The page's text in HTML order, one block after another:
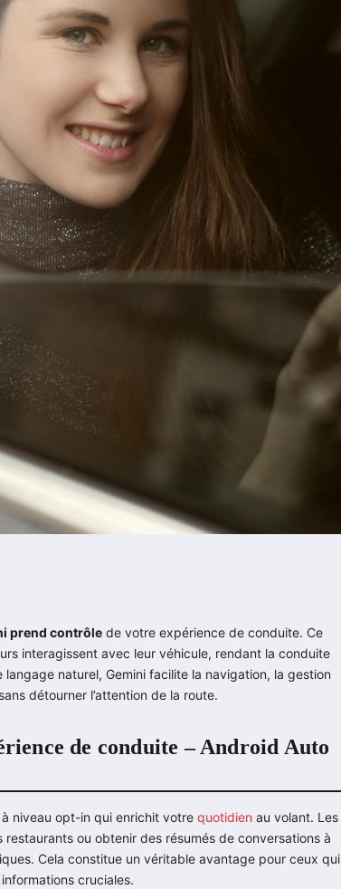
prend contrôle de votre expérience de conduite. Ce
interagissent avec leur véhicule, rendant la conduite
naturel, Gemini facilite la navigation, la gestion
détourner l’attention de la route.
de conduite – Android Auto
niveau opt-in qui enrichit votre quotidien au volant. Les
ou obtenir des résumés de conversations à
Cela constitue un véritable avantage pour ceux qui
cruciales.